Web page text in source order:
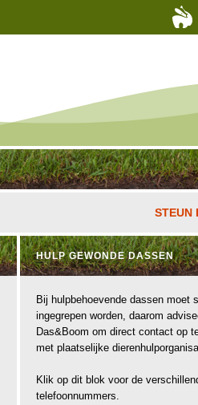
STEUN
HULP GEWONDE DASSEN
Bij hulpbehoevende dassen moet
ingegrepen worden, daarom
Das&Boom om direct contact op
met plaatselijke
Klik op dit blok voor de
telefoonnummers.